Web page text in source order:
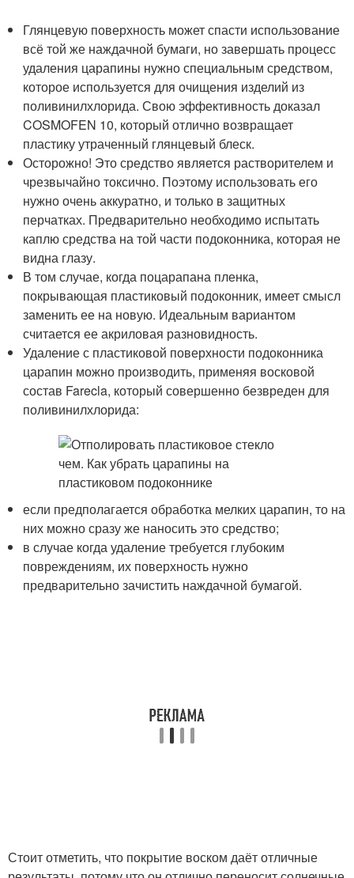
Глянцевую поверхность может спасти использование
всё той же наждачной бумаги, но завершать процесс
удаления царапины нужно специальным средством,
которое используется для очищения изделий из
поливинилхлорида. Свою эффективность доказал
COSMOFEN 10, который отлично возвращает
пластику утраченный глянцевый блеск.
Осторожно! Это средство является растворителем и
чрезвычайно токсично. Поэтому использовать его
нужно очень аккуратно, и только в защитных
перчатках. Предварительно необходимо испытать
каплю средства на той части подоконника, которая не
видна глазу.
В том случае, когда поцарапана пленка,
покрывающая пластиковый подоконник, имеет смысл
заменить ее на новую. Идеальным вариантом
считается ее акриловая разновидность.
Удаление с пластиковой поверхности подоконника
царапин можно производить, применяя восковой
состав Farecla, который совершенно безвреден для
поливинилхлорида:
если предполагается обработка мелких царапин, то на
них можно сразу же наносить это средство;
в случае когда удаление требуется глубоким
повреждениям, их поверхность нужно
предварительно зачистить наждачной бумагой.
Стоит отметить, что покрытие воском даёт отличные